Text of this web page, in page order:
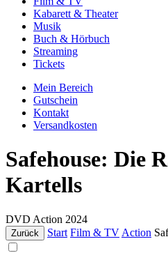
Kabarett & Theater
Musik
Buch & Hörbuch
Streaming
Tickets
Mein Bereich
Gutschein
Kontakt
Versandkosten
Safehouse: Die
Kartells
DVD Action 2024
Zurück Start Film & TV Action